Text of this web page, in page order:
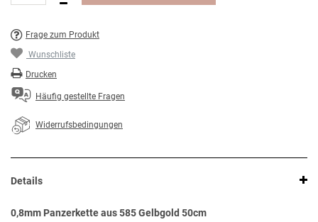
Frage zum Produkt
Wunschliste
Drucken
Häufig gestellte Fragen
Widerrufsbedingungen
Details
0,8mm Panzerkette aus 585 Gelbgold 50cm